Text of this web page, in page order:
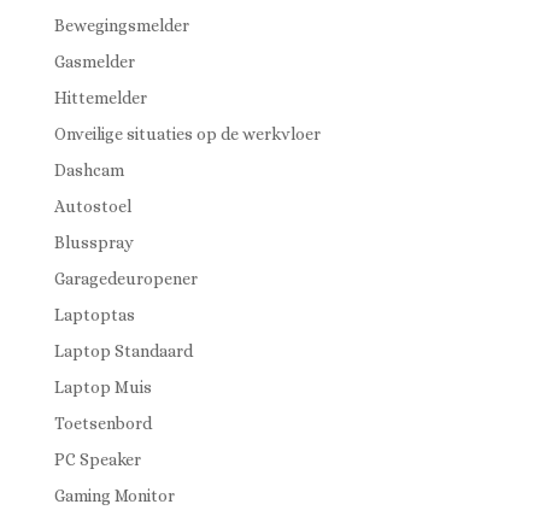
Bewegingsmelder
Gasmelder
Hittemelder
Onveilige situaties op de werkvloer
Dashcam
Autostoel
Blusspray
Garagedeuropener
Laptoptas
Laptop Standaard
Laptop Muis
Toetsenbord
PC Speaker
Gaming Monitor